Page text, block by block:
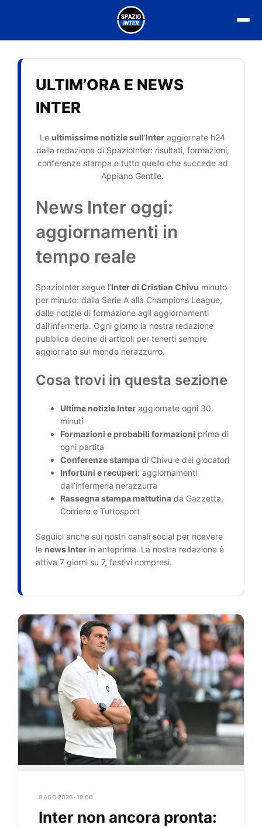
ULTIM’ORA E NEWS
INTER
Le ultimissime notizie sull’Inter aggiornate h24
dalla redazione di SpazioInter: risultati, formazioni,
conferenze stampa e tutto quello che succede ad
Appiano Gentile.
News Inter oggi:
aggiornamenti in
tempo reale
SpazioInter segue l’Inter di Cristian Chivu minuto
per minuto: dalla Serie A alla Champions League,
dalle notizie di formazione agli aggiornamenti
dall’infermeria. Ogni giorno la nostra redazione
pubblica decine di articoli per tenerti sempre
aggiornato sul mondo nerazzurro.
Cosa trovi in questa sezione
Ultime notizie Inter aggiornate ogni 30
minuti
Formazioni e probabili formazioni prima di
ogni partita
Conferenze stampa di Chivu e dei giocatori
Infortuni e recuperi: aggiornamenti
dall’infermeria nerazzurra
Rassegna stampa mattutina da Gazzetta,
Corriere e Tuttosport
Seguici anche sui nostri canali social per ricevere
le news Inter in anteprima. La nostra redazione è
attiva 7 giorni su 7, festivi compresi.
8 AGO 2026 · 19:00
Inter non ancora pronta: